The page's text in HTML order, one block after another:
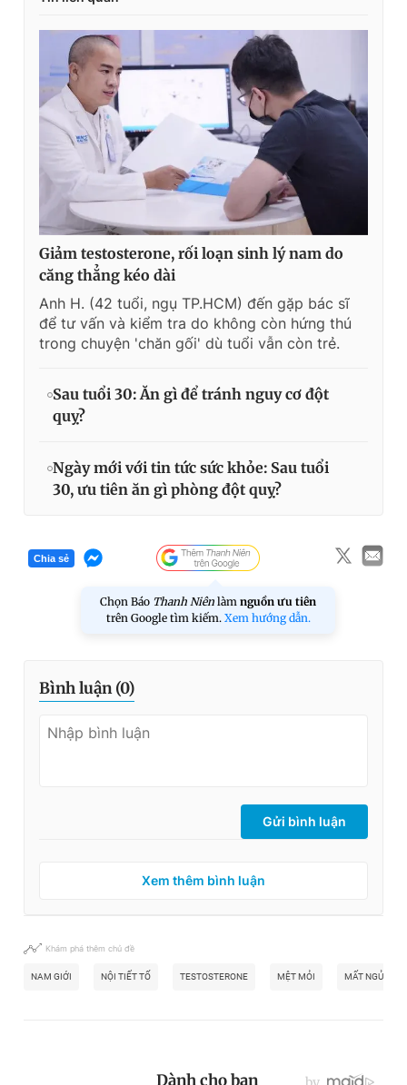
Giảm testosterone, rối loạn sinh lý nam do
căng thẳng kéo dài
Anh H. (42 tuổi, ngụ TP.HCM) đến gặp bác sĩ
để tư vấn và kiểm tra do không còn hứng thú
trong chuyện 'chăn gối' dù tuổi vẫn còn trẻ.
Sau tuổi 30: Ăn gì để tránh nguy cơ đột
quỵ?
Ngày mới với tin tức sức khỏe: Sau tuổi
30, ưu tiên ăn gì phòng đột quỵ?
Chia sẻ
Chọn Báo Thanh Niên làm nguồn ưu tiên
trên Google tìm kiếm. Xem hướng dẫn.
Bình luận (0)
Gửi bình luận
Xem thêm bình luận
Khám phá thêm chủ đề
NAM GIỚI NỘI TIẾT TỐ TESTOSTERONE MỆT MỎI MẤT NGỦ